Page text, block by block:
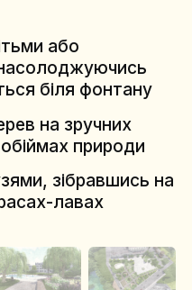
або
біля фонтану
на зручних
природи
зібравшись на
лавах